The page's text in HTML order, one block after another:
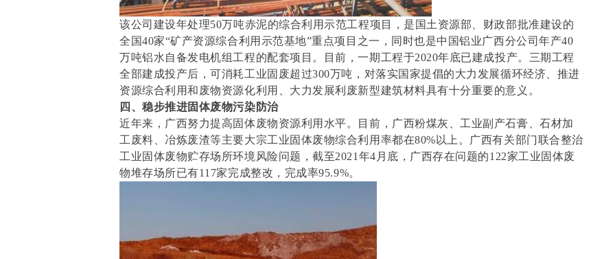
该公司建设年处理50万吨赤泥的综合利用示范工程项目，是国土资源部、财政部批准建设的
全国40家“矿产资源综合利用示范基地”重点项目之一，同时也是中国铝业广西分公司年产40
万吨铝水自备发电机组工程的配套项目。目前，一期工程于2020年底已建成投产。三期工程
全部建成投产后，可消耗工业固废超过300万吨，对落实国家提倡的大力发展循环经济、推进
资源综合利用和废物资源化利用、大力发展利废新型建筑材料具有十分重要的意义。
四、稳步推进固体废物污染防治
近年来，广西努力提高固体废物资源利用水平。目前，广西粉煤灰、工业副产石膏、石材加
工废料、冶炼废渣等主要大宗工业固体废物综合利用率都在80%以上。广西有关部门联合整治
工业固体废物贮存场所环境风险问题，截至2021年4月底，广西存在问题的122家工业固体废
物堆存场所已有117家完成整改，完成率95.9%。